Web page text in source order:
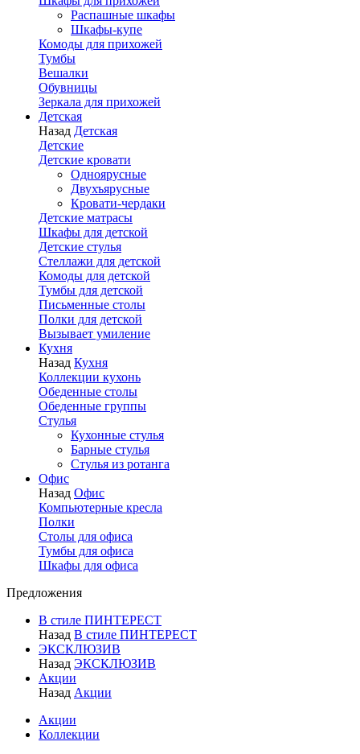
Распашные шкафы
Шкафы-купе
Комоды для прихожей
Тумбы
Вешалки
Обувницы
Зеркала для прихожей
Детская
Назад Детская
Детские
Детские кровати
Одноярусные
Двухъярусные
Кровати-чердаки
Детские матрасы
Шкафы для детской
Детские стулья
Стеллажи для детской
Комоды для детской
Тумбы для детской
Письменные столы
Полки для детской
Вызывает умиление
Кухня
Назад Кухня
Коллекции кухонь
Обеденные столы
Обеденные группы
Стулья
Кухонные стулья
Барные стулья
Стулья из ротанга
Офис
Назад Офис
Компьютерные кресла
Полки
Столы для офиса
Тумбы для офиса
Шкафы для офиса
Предложения
В стиле ПИНТЕРЕСТ
Назад В стиле ПИНТЕРЕСТ
ЭКСКЛЮЗИВ
Назад ЭКСКЛЮЗИВ
Акции
Назад Акции
Акции
Коллекции